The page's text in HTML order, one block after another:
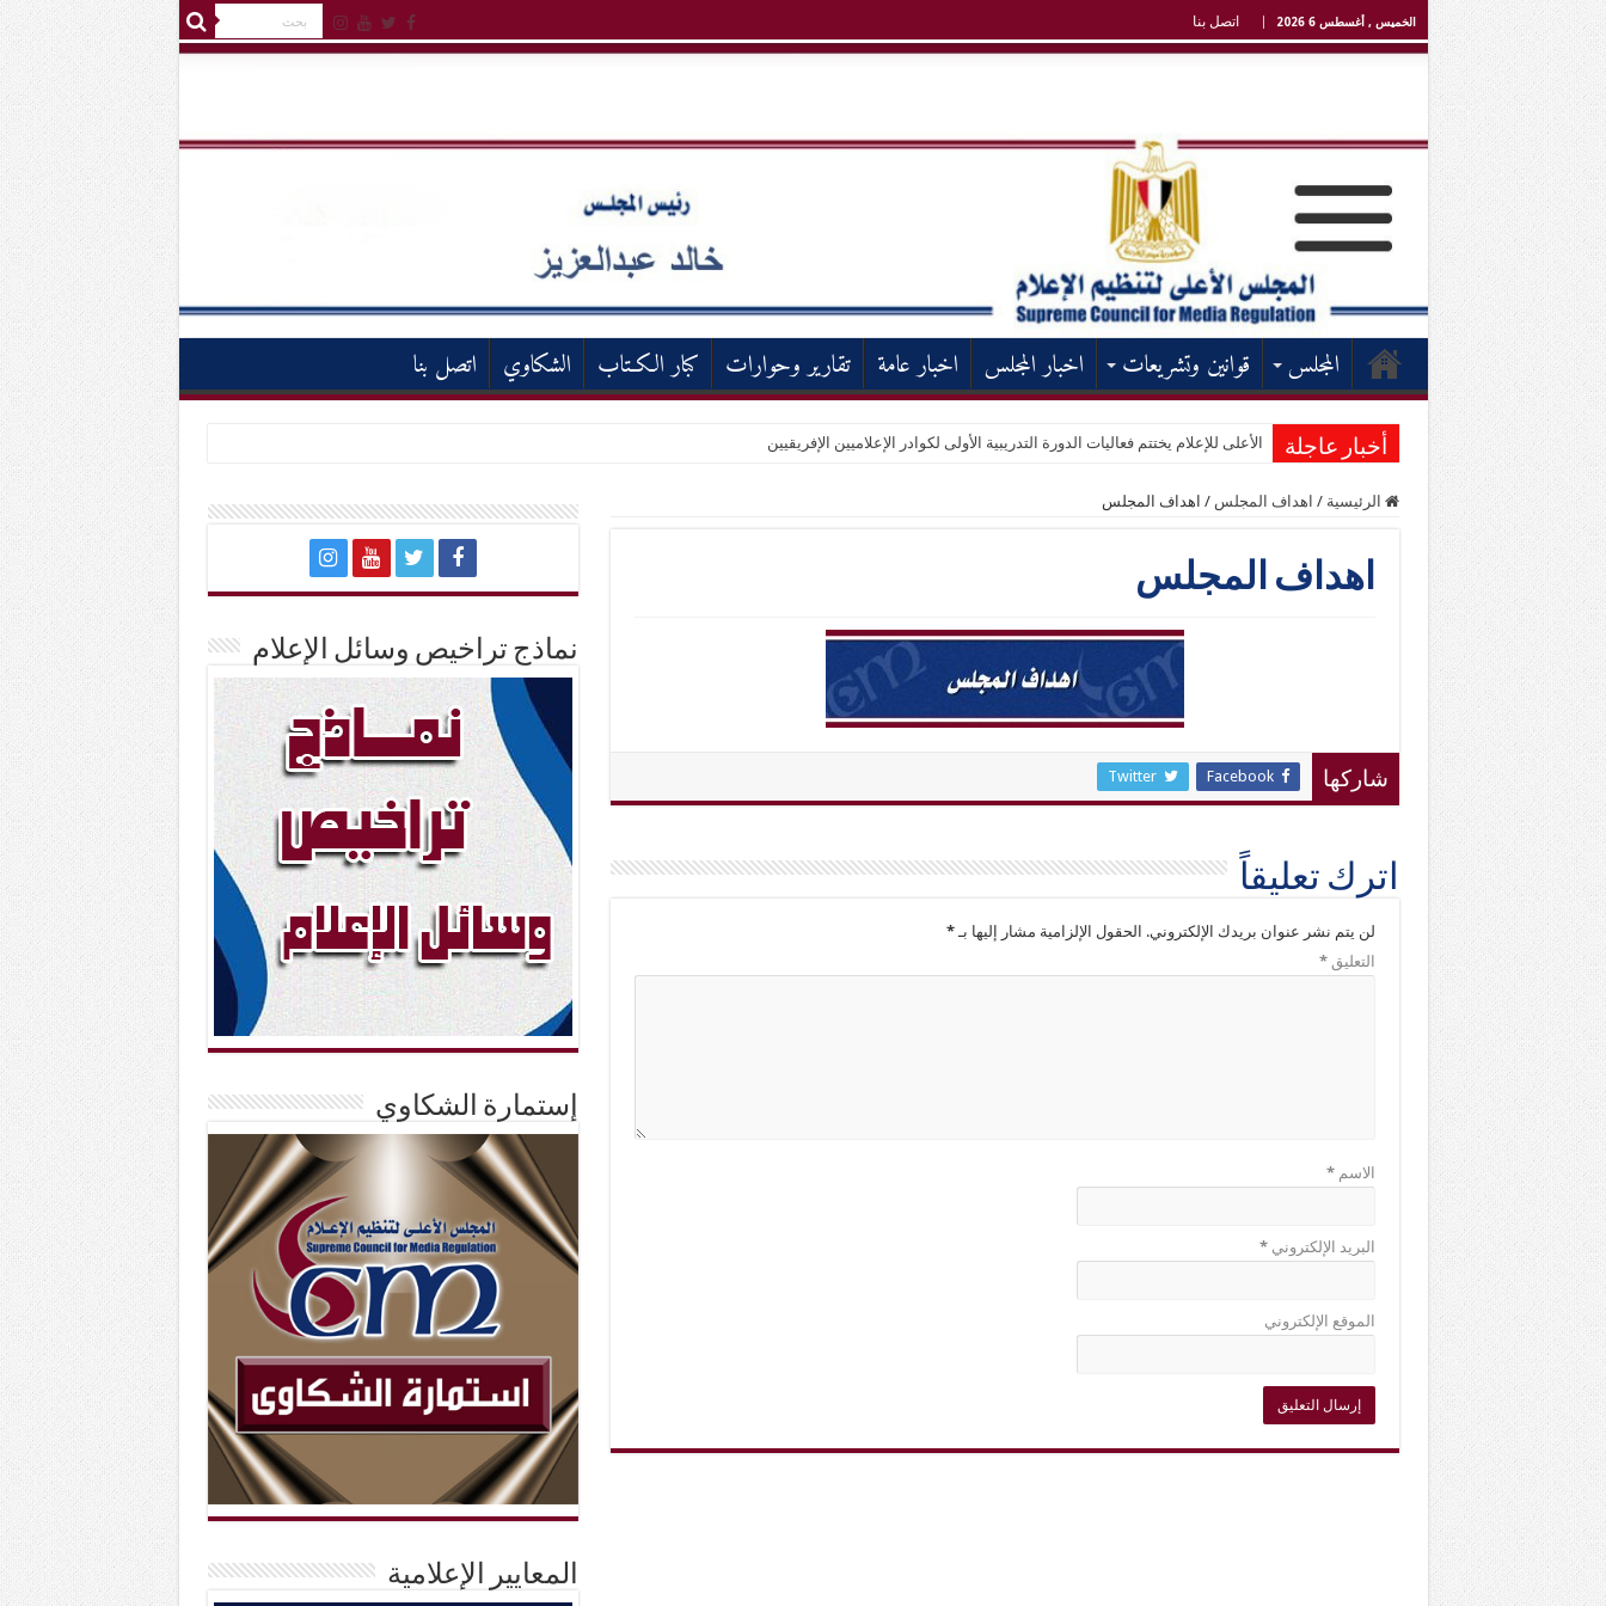
الخميس , أغسطس 6 2026 اتصل بنا
المجلس قوانين وتشريعات اخبار المجلس اخبار عامة تقارير وحوارات كبار الكـتاب الشكاوي اتصل بنا
أخبار عاجلة الأعلى للإعلام يختتم فعاليات الدورة التدريبية الأولى لكوادر الإعلاميين الإفريقيين
الرئيسية / اهداف المجلس / اهداف المجلس
اهداف المجلس
شاركها Facebook
Twitter
اترك تعليقاً
لن يتم نشر عنوان بريدك الإلكتروني. الحقول الإلزامية مشار إليها بـ*
التعليق*
الاسم*
البريد الإلكتروني*
الموقع الإلكتروني
نماذج تراخيص وسائل الإعلام
إستمارة الشكاوي
المعايير الإعلامية